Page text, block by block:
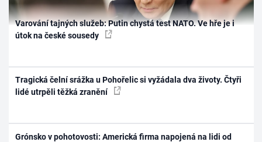
Varování tajných služeb: Putin chystá test NATO. Ve hře je i
útok na české sousedy
Tragická čelní srážka u Pohořelic si vyžádala dva životy. Čtyři
lidé utrpěli těžká zranění
Grónsko v pohotovosti: Americká firma napojená na lidi od